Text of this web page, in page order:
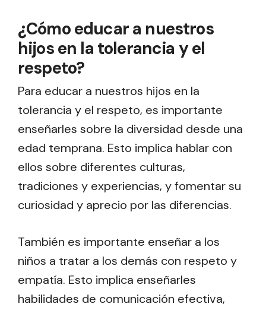
¿Cómo educar a nuestros
hijos en la tolerancia y el
respeto?
Para educar a nuestros hijos en la
tolerancia y el respeto, es importante
enseñarles sobre la diversidad desde una
edad temprana. Esto implica hablar con
ellos sobre diferentes culturas,
tradiciones y experiencias, y fomentar su
curiosidad y aprecio por las diferencias.
También es importante enseñar a los
niños a tratar a los demás con respeto y
empatía. Esto implica enseñarles
habilidades de comunicación efectiva,